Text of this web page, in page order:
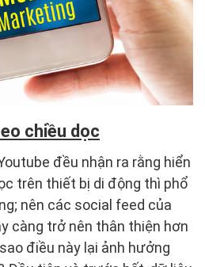
chiều dọc
đều nhận ra rằng hiển
trên thiết bị di động thì phổ
nên các social feed của
càng trở nên thân thiện hơn
điều này lại ảnh hưởng